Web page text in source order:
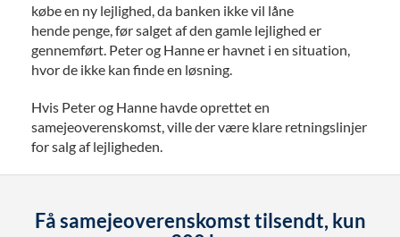
købe en ny lejlighed, da banken ikke vil låne
hende penge, før salget af den gamle lejlighed er
gennemført. Peter og Hanne er havnet i en situation,
hvor de ikke kan finde en løsning.
Hvis Peter og Hanne havde oprettet en
samejeoverenskomst, ville der være klare retningslinjer
for salg af lejligheden.
Få samejeoverenskomst tilsendt, kun